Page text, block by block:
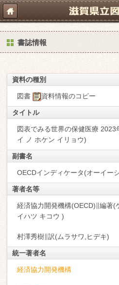
書誌情報
資料の種別
図書 資料情報のコピー
タイトル
図表でみる世界の保健医療
イ ノ ホケン イリョウ)
副書名
OECDインディケータ(オーイー
著者名等
経済協力開発機構(OECD)∥編著(
イハツ キコウ )
村澤秀樹∥訳(ムラサワ,ヒデキ)
統一著者名
経済協力開発機構